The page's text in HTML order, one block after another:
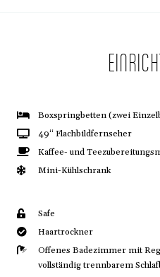
Boxspringbetten (zwei
49“ Flachbildfernseher
Kaffee- und
Mini-Kühlschrank
Safe
Haartrockner
Offenes Badezimmer mit
vollständig trennbarem